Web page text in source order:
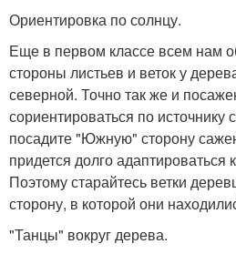
Ориентировка по солнцу.
Еще в первом классе всем нам
стороны листьев и веток у
северной. Точно так же и
сориентироваться по источнику
посадите "Южную" сторону
придется долго адаптироваться
Поэтому старайтесь ветки
сторону, в которой они
"Танцы" вокруг дерева.